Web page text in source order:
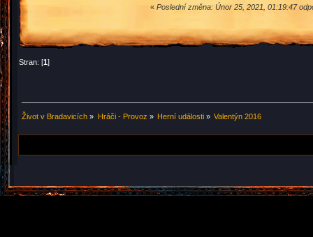
« Poslední změna: Únor 25, 2021, 01:19:47
Stran: [1]
Život v Bradavicích » Hráči - Provoz » Herní události» Valentýn 2016